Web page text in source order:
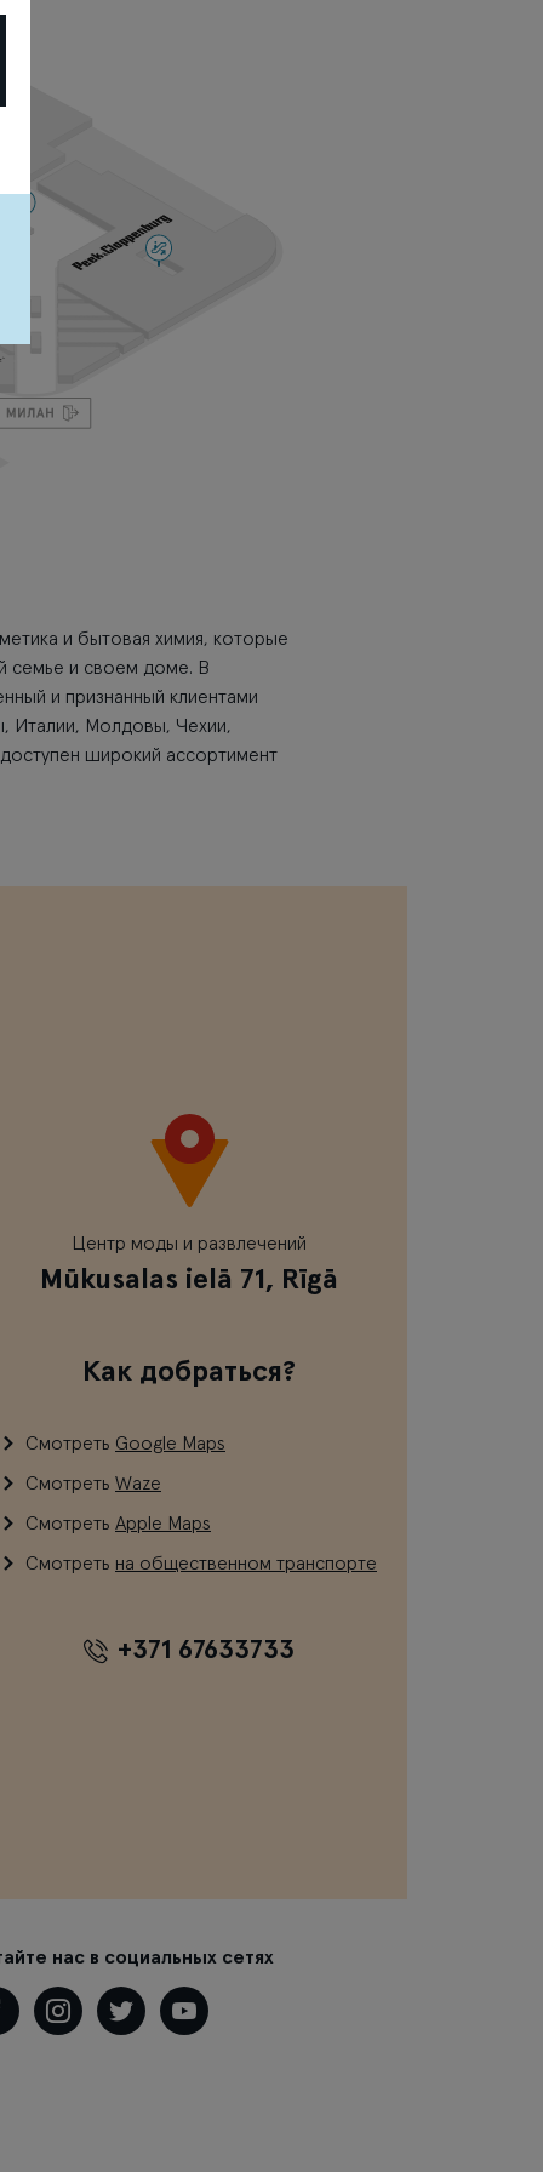
и бытовая химия, которые
семье и своем доме. В
и признанный клиентами
Италии, Молдовы, Чехии,
широкий ассортимент
Центр моды и развлечений
Mūkusalas ielā 71, Rīgā
Как добраться?
Смотреть Google Maps
Смотреть Waze
Смотреть Apple Maps
Смотреть на общественном транспорте
+371 67633733
нас в социальных сетях